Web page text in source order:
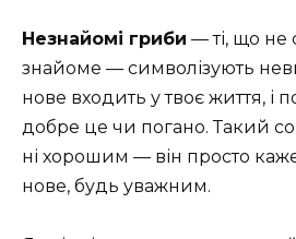
Незнайомі гриби — ті, що не
знайоме — символізують
нове входить у твоє життя, і
добре це чи погано. Такий
ні хорошим — він просто
нове, будь уважним.